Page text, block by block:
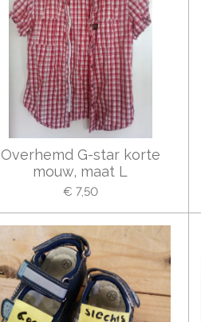
Overhemd G-star korte
mouw, maat L
€ 7,50